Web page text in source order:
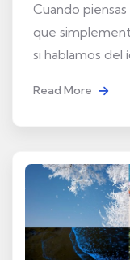
Cuando piensas
que
si hablamos del
Read More